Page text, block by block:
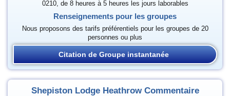
0210, de 8 heures à 5 heures les jours laborables
Renseignements pour les groupes
Nous proposons des tarifs préférentiels pour les groupes de 20
personnes ou plus
Citation de Groupe instantanée
Shepiston Lodge Heathrow Commentaire